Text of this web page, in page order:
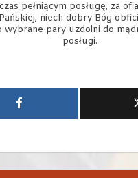
pełniącym posługę, za
niech dobry Bóg
wybrane pary uzdolni do
posługi.